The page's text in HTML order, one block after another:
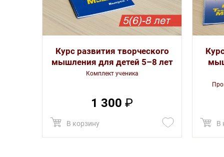
Курс развития творческого
мышления для детей 5–8 лет
Комплект ученика
1 300 ₽
В корзину В